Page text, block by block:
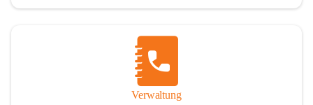
Verwaltung